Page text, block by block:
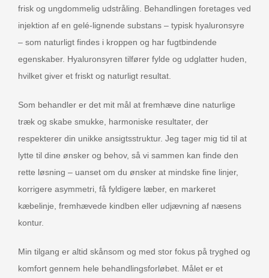
frisk og ungdommelig udstråling. Behandlingen foretages ved
injektion af en gelé-lignende substans – typisk hyaluronsyre
– som naturligt findes i kroppen og har fugtbindende
egenskaber. Hyaluronsyren tilfører fylde og udglatter huden,
hvilket giver et friskt og naturligt resultat.
Som behandler er det mit mål at fremhæve dine naturlige
træk og skabe smukke, harmoniske resultater, der
respekterer din unikke ansigtsstruktur. Jeg tager mig tid til at
lytte til dine ønsker og behov, så vi sammen kan finde den
rette løsning – uanset om du ønsker at mindske fine linjer,
korrigere asymmetri, få fyldigere læber, en markeret
kæbelinje, fremhævede kindben eller udjævning af næsens
kontur.
Min tilgang er altid skånsom og med stor fokus på tryghed og
komfort gennem hele behandlingsforløbet. Målet er et